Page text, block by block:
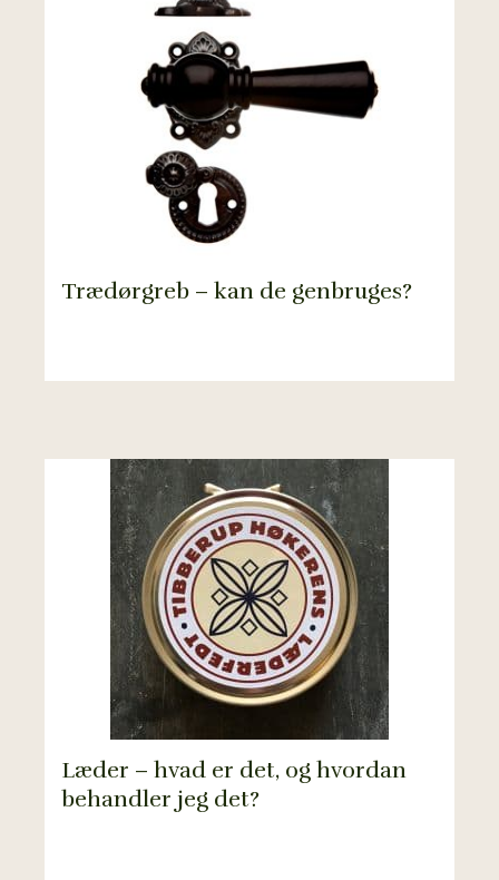
Trædørgreb – kan de genbruges?
Læder – hvad er det, og hvordan
behandler jeg det?